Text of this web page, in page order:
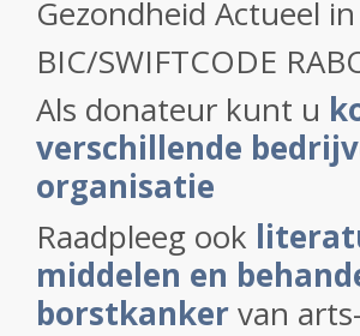
Gezondheid Actueel
BIC/SWIFTCODE
Als donateur kunt u
verschillende
organisatie
Raadpleeg ook
middelen en
borstkankervan